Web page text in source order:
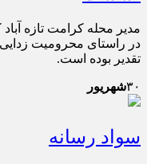
مدیر محله کرامت تازه
در راستای محرومیت زدایی
تقدیر بوده است.
۳۰شهریور
سواد رسانه